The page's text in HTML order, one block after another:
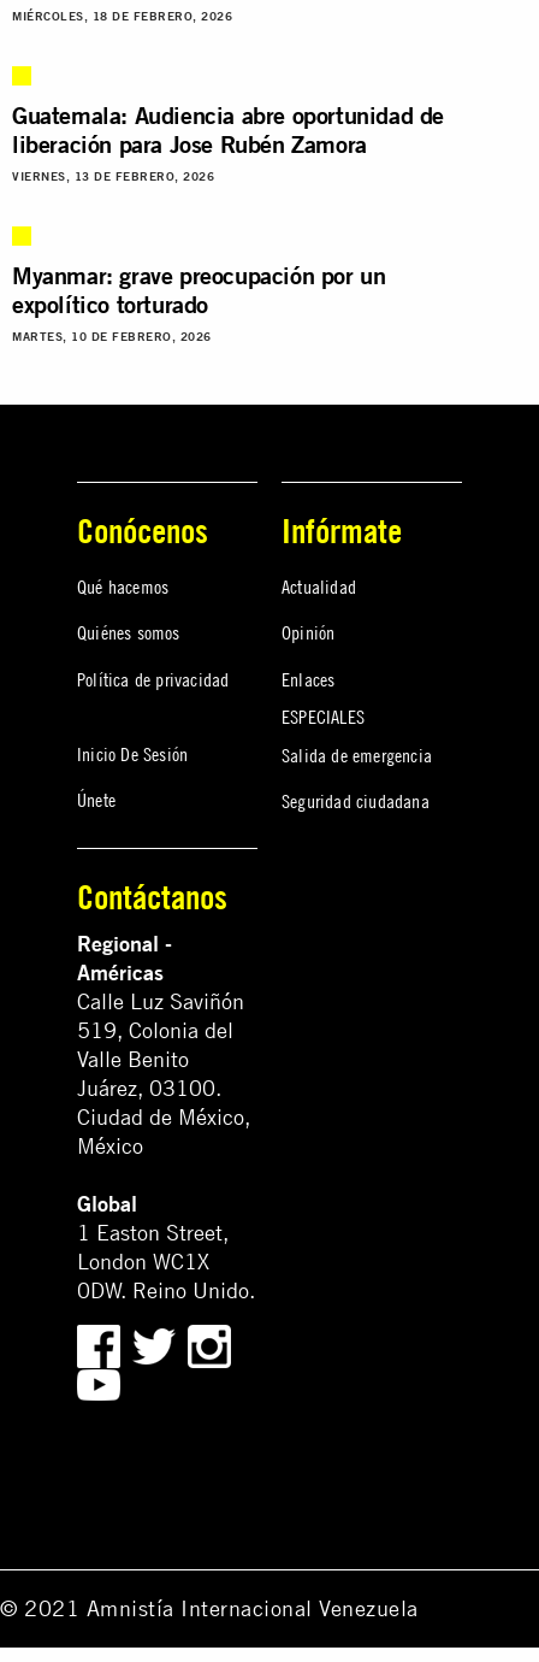
MIÉRCOLES, 18 DE FEBRERO, 2026
Guatemala: Audiencia abre oportunidad de
liberación para Jose Rubén Zamora
VIERNES, 13 DE FEBRERO, 2026
Myanmar: grave preocupación por un
expolítico torturado
MARTES, 10 DE FEBRERO, 2026
Conócenos
Qué hacemos
Quiénes somos
Política de privacidad
Inicio De Sesión
Únete
Infórmate
Actualidad
Opinión
Enlaces
ESPECIALES
Salida de emergencia
Seguridad ciudadana
Contáctanos
Regional -
Américas
Calle Luz Saviñón
519, Colonia del
Valle Benito
Juárez, 03100.
Ciudad de México,
México
Global
1 Easton Street,
London WC1X
0DW. Reino Unido.
© 2021 Amnistía Internacional Venezuela